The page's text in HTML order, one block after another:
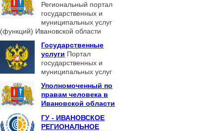
Региональный портал
государственных и
муниципальных услуг
(функций) Ивановской области
Государственные
услуги Портал
государственных и
муниципальных услуг
Уполномоченный по
правам человека в
Ивановской области
ГУ - ИВАНОВСКОЕ
РЕГИОНАЛЬНОЕ